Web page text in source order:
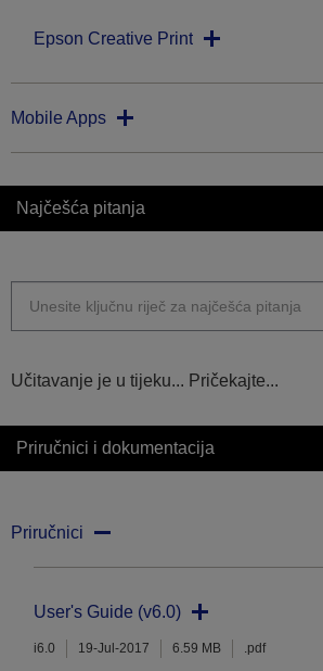
Epson Creative Print
Mobile Apps
Najčešća pitanja
Učitavanje je u tijeku... Pričekajte...
Priručnici i dokumentacija
Priručnici
User's Guide (v6.0)
i6.0 19-Jul-2017 6.59 MB .pdf